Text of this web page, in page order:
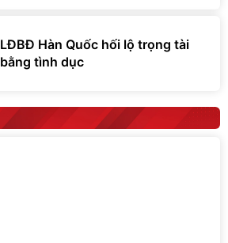
LĐBĐ Hàn Quốc hối lộ trọng tài
bằng tình dục